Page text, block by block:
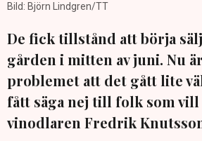
Bild: Björn Lindgren/TT
De fick tillstånd att börja
gården i mitten av juni. Nu
problemet att det gått lite
fått säga nej till folk som vill
vinodlaren Fredrik